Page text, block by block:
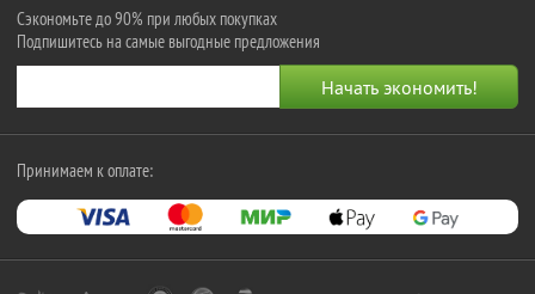
Сэкономьте до 90% при любых покупках
Подпишитесь на самые выгодные предложения
Принимаем к оплате: